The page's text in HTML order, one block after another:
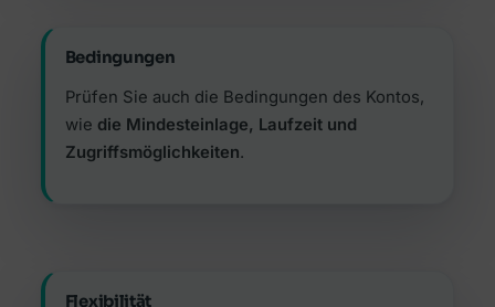
Bedingungen
Prüfen Sie auch die Bedingungen des Kontos,
wie die Mindesteinlage, Laufzeit und
Zugriffsmöglichkeiten.
Flexibilität